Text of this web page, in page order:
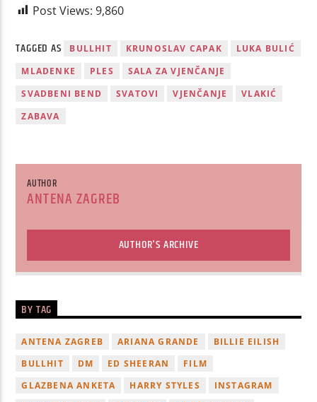
Post Views: 9,860
TAGGED AS BULLHIT KRUNOSLAV CAPAK
LUKA BULIĆ
MLADENKE
PLES
SALA ZA VJENČANJE
SVADBENI BEND
SVATOVI VJENČANJE
VLAKIĆ
ZABAVA
AUTHOR
ANTENA ZAGREB
AUTHOR'S ARCHIVE
BY TAG
ANTENA ZAGREB ARIANA GRANDE
BILLIE EILISH
BULLHIT
DM ED SHEERAN
FILM
GLAZBENA ANKETA
HARRY STYLES
INSTAGRAM